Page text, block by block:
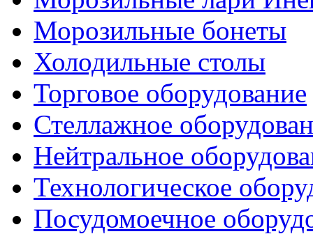
Морозильные бонеты
Холодильные столы
Торговое оборудование
Стеллажное
Нейтральное
Технологическое
Посудомоечное